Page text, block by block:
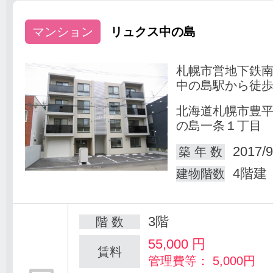
マンション リュクス中の島
札幌市営地下鉄
中の島駅から徒
北海道札幌市豊
の島一条１丁目
築 年 数
2017/
建物階数 4階建
階 数 3階
賃料 55,000円
管理費等： 5,000円